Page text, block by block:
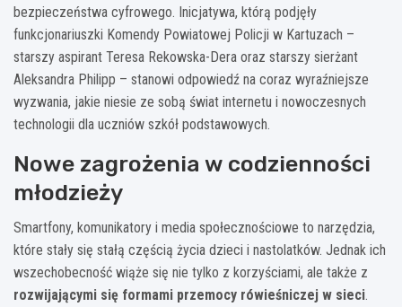
bezpieczeństwa cyfrowego. Inicjatywa, którą podjęły
funkcjonariuszki Komendy Powiatowej Policji w Kartuzach –
starszy aspirant Teresa Rekowska-Dera oraz starszy sierżant
Aleksandra Philipp – stanowi odpowiedź na coraz wyraźniejsze
wyzwania, jakie niesie ze sobą świat internetu i nowoczesnych
technologii dla uczniów szkół podstawowych.
Nowe zagrożenia w codzienności
młodzieży
Smartfony, komunikatory i media społecznościowe to narzędzia,
które stały się stałą częścią życia dzieci i nastolatków. Jednak ich
wszechobecność wiąże się nie tylko z korzyściami, ale także z
rozwijającymi się formami przemocy rówieśniczej w sieci.